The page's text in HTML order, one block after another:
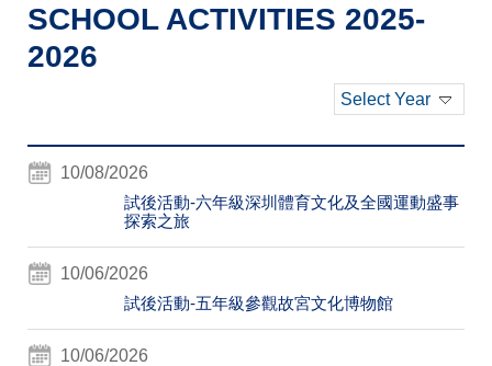
SCHOOL ACTIVITIES 2025-
2026
Select Year
10/08/2026
試後活動-六年級深圳體育文化及全國運動盛事
探索之旅
10/06/2026
試後活動-五年級參觀故宮文化博物館
10/06/2026